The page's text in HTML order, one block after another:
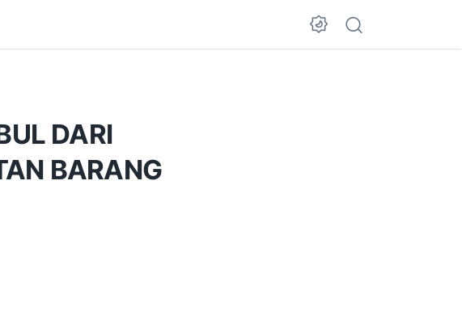
DARI
BARANG